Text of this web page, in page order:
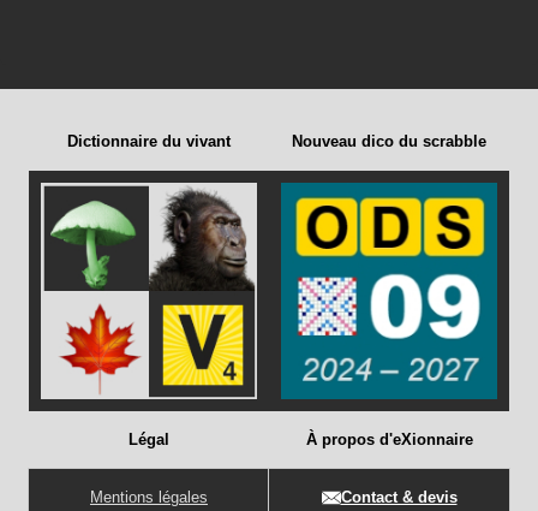
Dictionnaire du vivant Nouveau dico du scrabble
Légal
Mentions légales
À propos d'eXionnaire
Contact & devis